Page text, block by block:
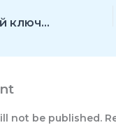
Форекс индексы: Твой ключ к диверсификации и прибыли!
not be published.